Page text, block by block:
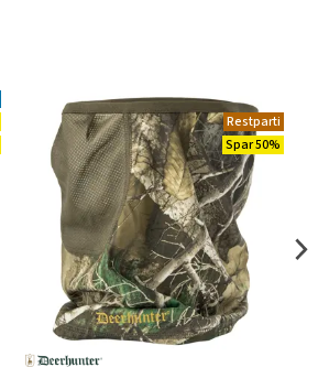
Restparti
Spar 50%